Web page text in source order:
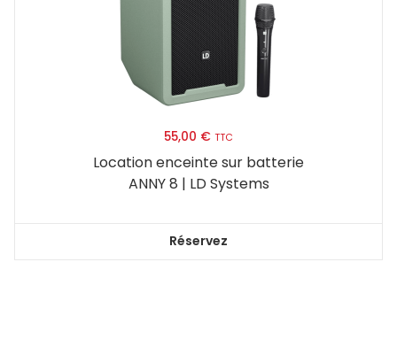
55,00 € TTC
Location enceinte sur batterie
ANNY 8 | LD Systems
Réservez